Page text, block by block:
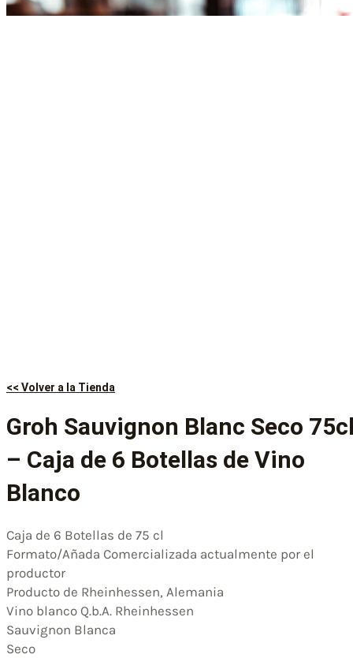
<< Volver a la Tienda
Groh Sauvignon Blanc Seco
– Caja de 6 Botellas de Vino
Blanco
Caja de 6 Botellas de 75 cl
Formato/Añada Comercializada actualmente por el
productor
Producto de Rheinhessen, Alemania
Vino blanco Q.b.A. Rheinhessen
Sauvignon Blanca
Seco